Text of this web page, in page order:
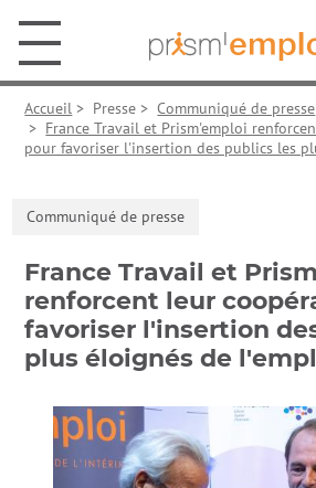
Prism’emploi,
Accueil > Presse >Communiqué de presse
> France Travail et Prism'emploi
pour favoriser l'insertion des publics les
Communiqué de presse
France Travail et
renforcent leur
favoriser l'insertion
plus éloignés de